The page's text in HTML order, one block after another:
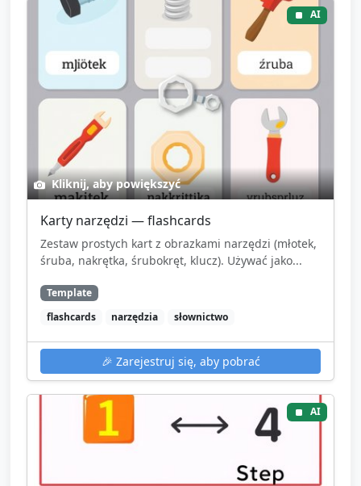
AI
Kliknij, aby powiększyć
Karty narzędzi — flashcards
Zestaw prostych kart z obrazkami narzędzi (młotek,
śruba, nakrętka, śrubokręt, klucz). Używać jako...
Template
flashcards
narzędzia słownictwo
🎉 Zarejestruj się, aby pobrać
AI